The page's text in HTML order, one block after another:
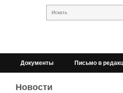
Искать
Документы Письмо в
Новости